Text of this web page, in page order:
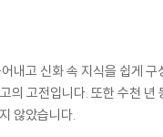
내고 신화 속 지식을 쉽게
고전입니다. 또한 수천
않았습니다.